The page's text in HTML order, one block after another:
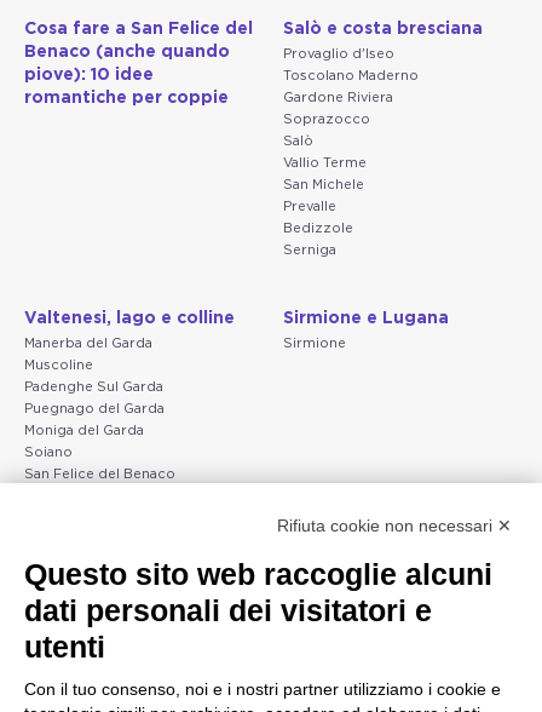
Cosa fare a San Felice del
Benaco (anche quando
piove): 10 idee
romantiche per coppie
Salò e costa bresciana
Provaglio d'Iseo
Toscolano Maderno
Gardone Riviera
Soprazocco
Salò
Vallio Terme
San Michele
Prevalle
Bedizzole
Serniga
Valtenesi, lago e colline
Manerba del Garda
Muscoline
Padenghe Sul Garda
Puegnago del Garda
Moniga del Garda
Soiano
San Felice del Benaco
Sirmione e Lugana
Sirmione
Peschiera e la costa
veneta
Lazise
Bardolino
Peschiera del Garda
Verona
Gargnano e l'Alto Garda
Gargnano
Arco
Campione
Rifiuta cookie non necessari ✕
Questo sito web raccoglie alcuni
dati personali dei visitatori e
utenti
Con il tuo consenso, noi e i nostri partner utilizziamo i cookie e